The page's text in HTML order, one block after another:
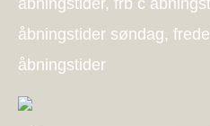
åbningstider, frb c
åbningstider søndag,
åbningstider